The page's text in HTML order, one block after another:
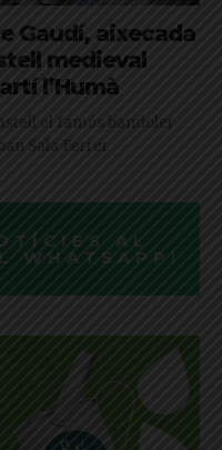
Gaudí, aixecada
medieval
l’Humà
el famós bandoler
Sala Ferrer
AL
WHATSAPP!